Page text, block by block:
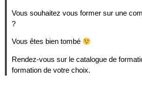
Vous souhaitez vous former sur une
?
Vous êtes bien tombé
Rendez-vous sur le catalogue de
formation de votre choix.